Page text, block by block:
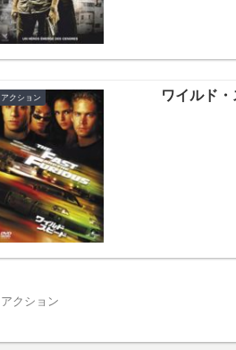
アクション ワイルド
アクション